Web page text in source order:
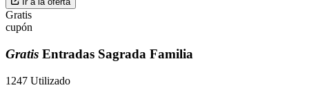
Gratis
cupón
Gratis Entradas Sagrada Familia
1247 Utilizado